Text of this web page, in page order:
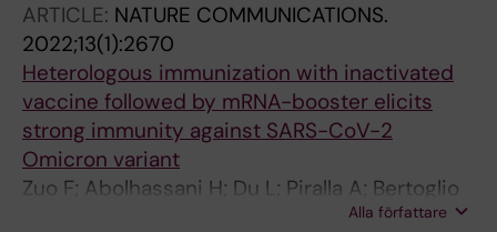
C; Raich-Regue D; Bueno-Carrasco MT;
Tarres-Freixas F; Abanco F; Urrea V;
Izquierdo-Useros N; Riveira-Munoz E; Ballana
E; Perez M; Vergara-Alert J; Segales J; Carolis
C; Arranz R; Blanco J; Magri G
ARTICLE: NATURE COMMUNICATIONS.
2022;13(1):2670
Heterologous immunization with inactivated
vaccine followed by mRNA-booster elicits
strong immunity against SARS-CoV-2
Omicron variant
Zuo F; Abolhassani H; Du L; Piralla A; Bertoglio
F; de Campos-Mata L; Wan H; Schubert M;
Alla författare